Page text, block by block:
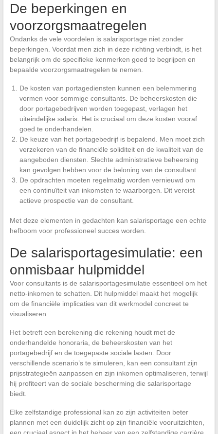
De beperkingen en
voorzorgsmaatregelen
Ondanks de vele voordelen is salarisportage niet zonder
beperkingen. Voordat men zich in deze richting verbindt, is het
belangrijk om de specifieke kenmerken goed te begrijpen en
bepaalde voorzorgsmaatregelen te nemen.
De kosten van portagediensten kunnen een belemmering
vormen voor sommige consultants. De beheerskosten die
door portagebedrijven worden toegepast, verlagen het
uiteindelijke salaris. Het is cruciaal om deze kosten vooraf
goed te onderhandelen.
De keuze van het portagebedrijf is bepalend. Men moet zich
verzekeren van de financiële soliditeit en de kwaliteit van de
aangeboden diensten. Slechte administratieve beheersing
kan gevolgen hebben voor de beloning van de consultant.
De opdrachten moeten regelmatig worden vernieuwd om
een continuïteit van inkomsten te waarborgen. Dit vereist
actieve prospectie van de consultant.
Met deze elementen in gedachten kan salarisportage een echte
hefboom voor professioneel succes worden.
De salarisportagesimulatie: een
onmisbaar hulpmiddel
Voor consultants is de salarisportagesimulatie essentieel om het
netto-inkomen te schatten. Dit hulpmiddel maakt het mogelijk
om de financiële implicaties van dit werkmodel concreet te
visualiseren.
Het betreft een berekening die rekening houdt met de
onderhandelde honoraria, de beheerskosten van het
portagebedrijf en de toegepaste sociale lasten. Door
verschillende scenario’s te simuleren, kan een consultant zijn
prijsstrategieën aanpassen en zijn inkomen optimaliseren, terwijl
hij profiteert van de sociale bescherming die salarisportage
biedt.
Elke zelfstandige professional kan zo zijn activiteiten beter
plannen met een duidelijk zicht op zijn financiële vooruitzichten,